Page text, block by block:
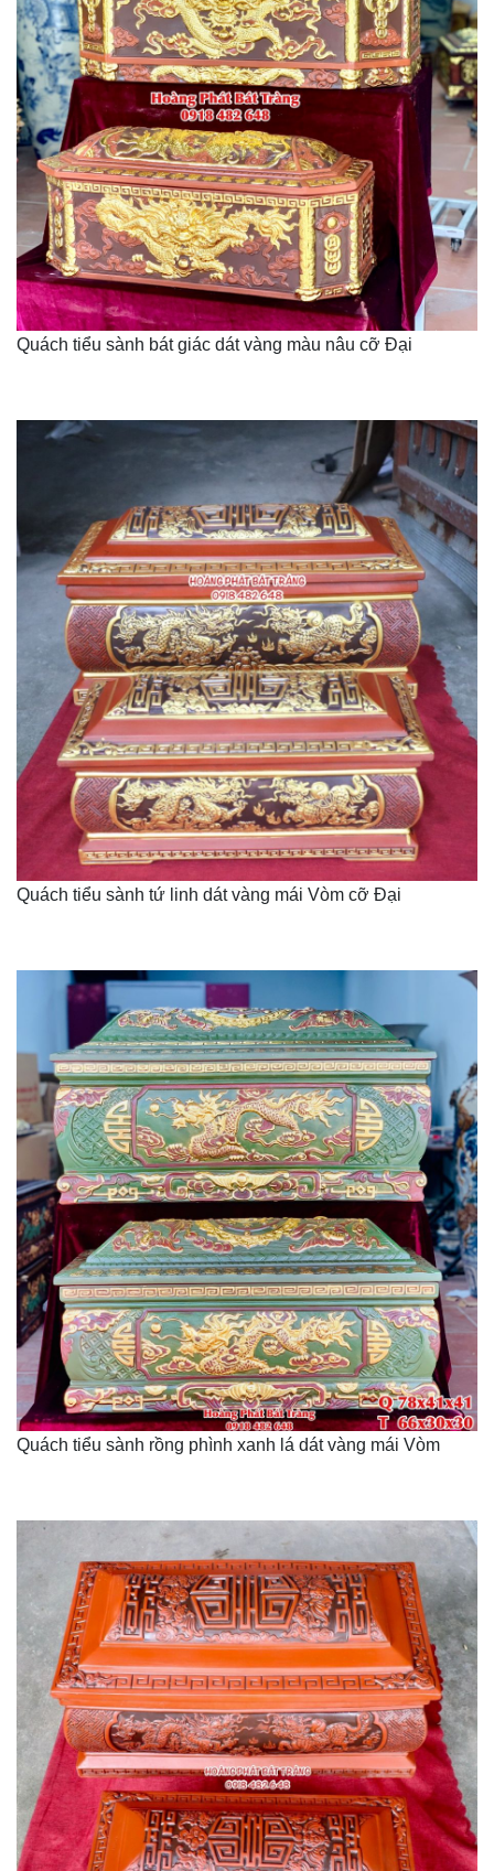
Quách tiểu sành bát giác dát vàng màu nâu cỡ Đại
Quách tiểu sành tứ linh dát vàng mái Vòm cỡ Đại
Quách tiểu sành rồng phình xanh lá dát vàng mái Vòm